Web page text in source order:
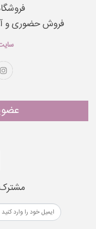
فروش حضوری و